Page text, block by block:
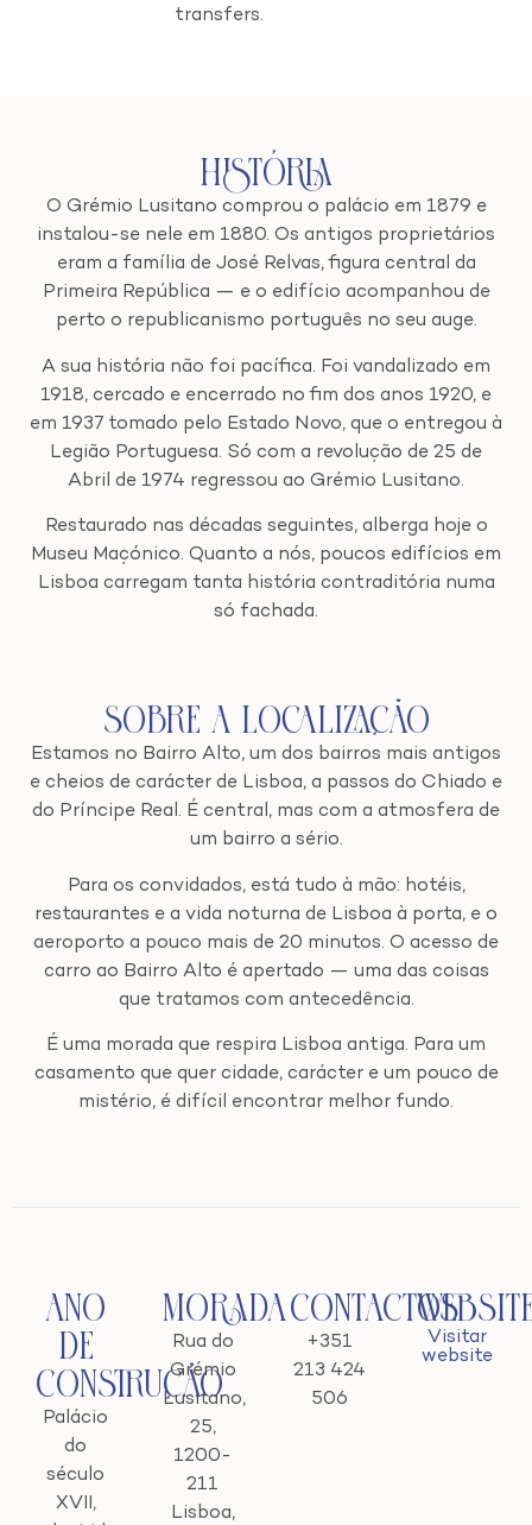
transfers.
História
O Grémio Lusitano comprou o palácio em 1879 e
instalou-se nele em 1880. Os antigos proprietários
eram a família de José Relvas, figura central da
Primeira República — e o edifício acompanhou de
perto o republicanismo português no seu auge.
A sua história não foi pacífica. Foi vandalizado em
1918, cercado e encerrado no fim dos anos 1920, e
em 1937 tomado pelo Estado Novo, que o entregou à
Legião Portuguesa. Só com a revolução de 25 de
Abril de 1974 regressou ao Grémio Lusitano.
Restaurado nas décadas seguintes, alberga hoje o
Museu Maçónico. Quanto a nós, poucos edifícios em
Lisboa carregam tanta história contraditória numa
só fachada.
Sobre a Localização
Estamos no Bairro Alto, um dos bairros mais antigos
e cheios de carácter de Lisboa, a passos do Chiado e
do Príncipe Real. É central, mas com a atmosfera de
um bairro a sério.
Para os convidados, está tudo à mão: hotéis,
restaurantes e a vida noturna de Lisboa à porta, e o
aeroporto a pouco mais de 20 minutos. O acesso de
carro ao Bairro Alto é apertado — uma das coisas
que tratamos com antecedência.
É uma morada que respira Lisboa antiga. Para um
casamento que quer cidade, carácter e um pouco de
mistério, é difícil encontrar melhor fundo.
Ano
de
Construção
Palácio
do
século
XVII,
Morada
Rua do
Grémio
Lusitano,
25,
1200-
211
Lisboa,
Contactos
+351
213 424
506
Visitar
website